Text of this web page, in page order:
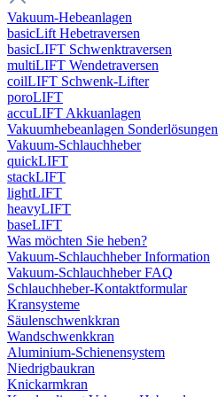
Vakuum-Hebeanlagen
basicLift Hebetraversen
basicLIFT Schwenktraversen
multiLIFT Wendetraversen
coilLIFT Schwenk-Lifter
poroLIFT
accuLIFT Akkuanlagen
Vakuumhebeanlagen Sonderlösungen
Vakuum-Schlauchheber
quickLIFT
stackLIFT
lightLIFT
heavyLIFT
baseLIFT
Was möchten Sie heben?
Vakuum-Schlauchheber Information
Vakuum-Schlauchheber FAQ
Schlauchheber-Kontaktformular
Kransysteme
Säulenschwenkkran
Wandschwenkkran
Aluminium-Schienensystem
Niedrigbaukran
Knickarmkran